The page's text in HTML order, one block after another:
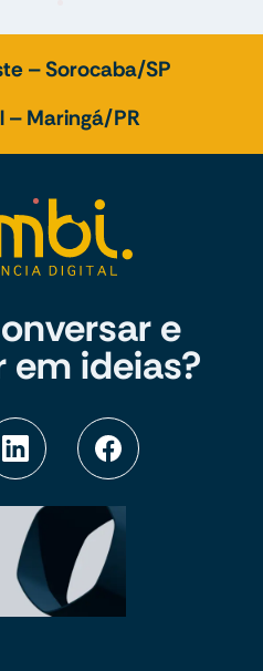
– Sorocaba/SP
– Maringá/PR
e
em ideias?